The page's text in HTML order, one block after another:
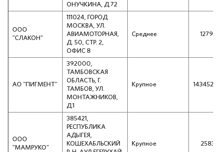
ОНУЧКИНА, Д.72
ООО
"СЛАКОН"
111024, ГОРОД
МОСКВА, УЛ.
АВИАМОТОРНАЯ,
Д. 50, СТР. 2,
ОФИС 8
Среднее
АО "ПИГМЕНТ"
392000,
ТАМБОВСКАЯ
ОБЛАСТЬ, Г.
ТАМБОВ, УЛ.
МОНТАЖНИКОВ,
Д.1
Крупное
ООО
"МАМРУКО"
385421,
РЕСПУБЛИКА
АДЫГЕЯ,
КОШЕХАБЛЬСКИЙ
Крупное